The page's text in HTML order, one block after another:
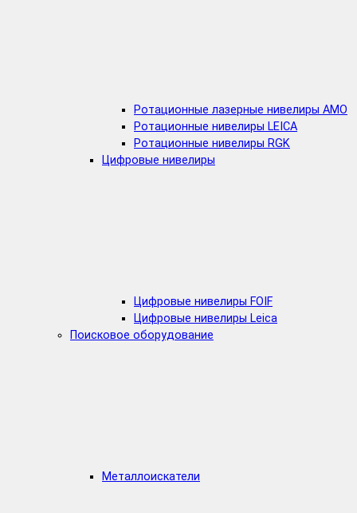
Ротационные лазерные нивелиры AMO
Ротационные нивелиры LEICA
Ротационные нивелиры RGK
Цифровые нивелиры
Цифровые нивелиры FOIF
Цифровые нивелиры Leica
Поисковое оборудование
Металлоискатели